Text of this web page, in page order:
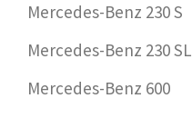
Mercedes-Benz 230 S
Mercedes-Benz 230 SL
Mercedes-Benz 600